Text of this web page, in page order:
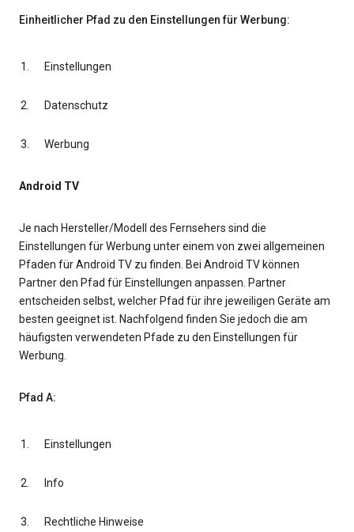
Einheitlicher Pfad zu den Einstellungen für Werbung:
Einstellungen
Datenschutz
Werbung
Android TV
Je nach Hersteller/Modell des Fernsehers sind die
Einstellungen für Werbung unter einem von zwei allgemeinen
Pfaden für Android TV zu finden. Bei Android TV können
Partner den Pfad für Einstellungen anpassen. Partner
entscheiden selbst, welcher Pfad für ihre jeweiligen Geräte am
besten geeignet ist. Nachfolgend finden Sie jedoch die am
häufigsten verwendeten Pfade zu den Einstellungen für
Werbung.
Pfad A:
Einstellungen
Info
Rechtliche Hinweise